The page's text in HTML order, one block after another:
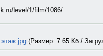
level/1/film/1086/
этаж.jpg(Размер: 7.65 Кб /